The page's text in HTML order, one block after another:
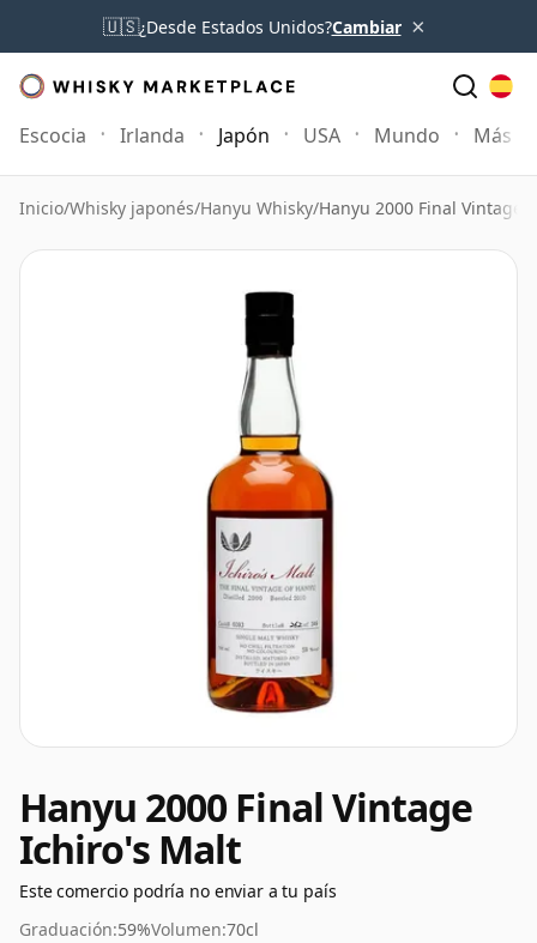
🇺🇸¿Desde Estados Unidos?Cambiar ×
Escocia Irlanda Japón USA Mundo Más
Inicio/Whisky japonés/Hanyu Whisky/Hanyu 2000 Final Vintage
Hanyu 2000 Final Vintage
Ichiro's Malt
Este comercio podría no enviar a tu país
Graduación:59%Volumen:70cl